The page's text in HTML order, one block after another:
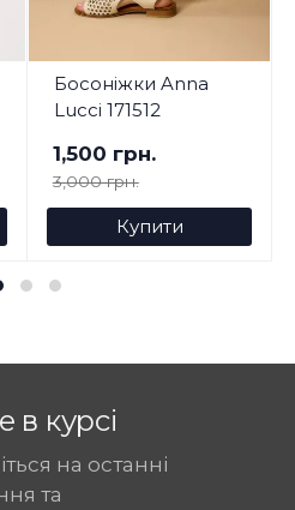
Босоніжки Anna
Lucci 171512
1,500 грн.
3,000 грн.
Купити
в курсі
на останні
та